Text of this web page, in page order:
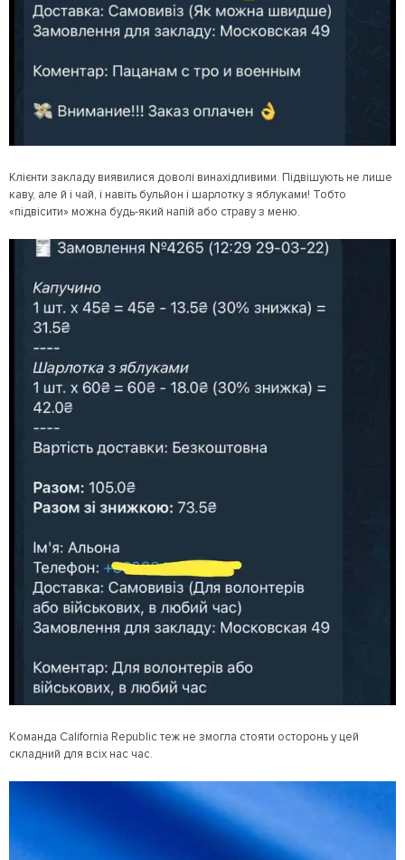
Клієнти закладу виявилися доволі винахідливими. Підвішують не лише
каву, але й і чай, і навіть бульйон і шарлотку з яблуками! Тобто
«підвісити» можна будь-який напій або страву з меню.
Команда California Republic теж не змогла стояти осторонь у цей
складний для всіх нас час.